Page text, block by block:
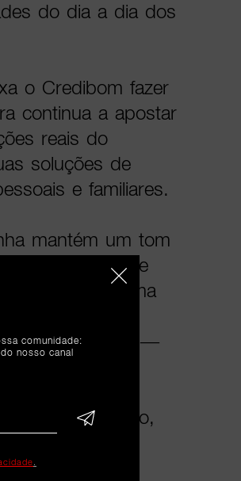
do dia a dia dos
o Credibom fazer
continua a apostar
reais do
soluções de
e familiares.
mantém um tom
com forte
a uma
dos clientes —
Joana Cardoso,
com as
comunidade:
nosso canal